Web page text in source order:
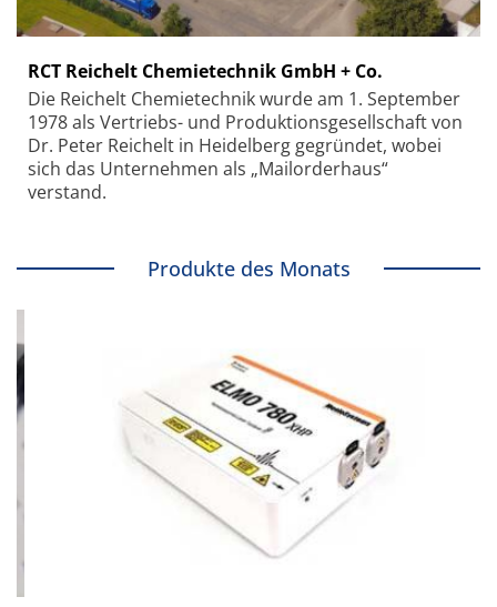
RCT Reichelt Chemietechnik GmbH + Co.
Die Reichelt Chemietechnik wurde am 1. September
1978 als Vertriebs- und Produktionsgesellschaft von
Dr. Peter Reichelt in Heidelberg gegründet, wobei
sich das Unternehmen als „Mailorderhaus“
verstand.
Produkte des Monats